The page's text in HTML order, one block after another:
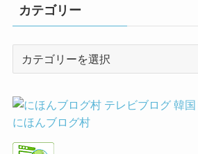
カテゴリー
リ
ー
にほんブログ村